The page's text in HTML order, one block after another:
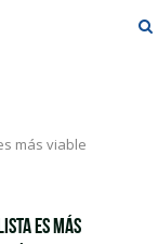
más viable
es más